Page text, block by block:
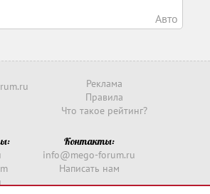
Авто
Реклама
Правила
Что такое рейтинг?
Контакты:
info@mego-forum.ru
Написать нам